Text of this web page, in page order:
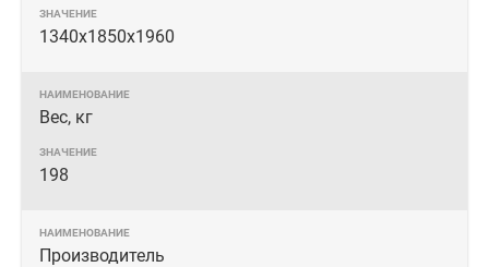
1340х1850х1960
Вес, кг
198
Производитель